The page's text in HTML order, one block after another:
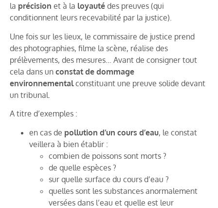
la précision et à la loyauté des preuves (qui
conditionnent leurs recevabilité par la justice).
Une fois sur les lieux, le commissaire de justice prend
des photographies, filme la scène, réalise des
prélèvements, des mesures… Avant de consigner tout
cela dans un constat de dommage
environnementalconstituant une preuve solide devant
un tribunal.
A titre d’exemples :
en cas de pollution d’un cours d’eau, le constat
veillera à bien établir :
combien de poissons sont morts ?
de quelle espèces ?
sur quelle surface du cours d’eau ?
quelles sont les substances anormalement
versées dans l’eau et quelle est leur